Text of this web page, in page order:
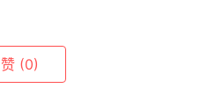
赞 (0)